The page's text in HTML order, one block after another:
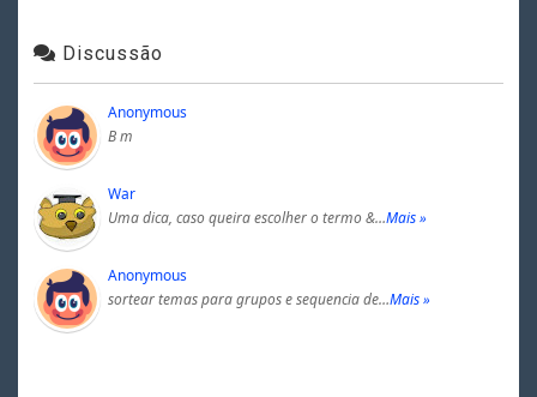
Discussão
Anonymous
B m
War
Uma dica, caso queira escolher o termo &…Mais »
Anonymous
sortear temas para grupos e sequencia de…Mais »